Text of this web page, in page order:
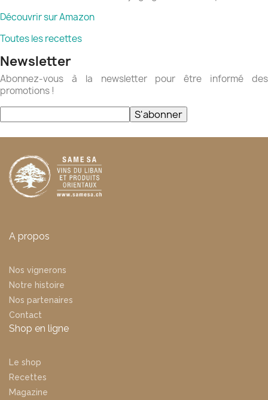
Découvrir sur Amazon
Toutes les recettes
Newsletter
Abonnez-vous à la newsletter pour être informé des
promotions !
S'abonner
A propos
Nos vignerons
Notre histoire
Nos partenaires
Contact
Shop en ligne
Le shop
Recettes
Magazine